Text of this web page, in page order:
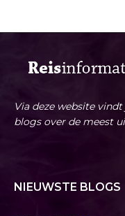
Via deze website
blogs over de meest
NIEUWSTE BLOGS